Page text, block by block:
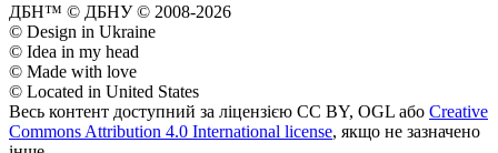
ДБН™ © ДБНУ © 2008-2026
© Design in Ukraine
© Idea in my head
© Made with love
© Located in United States
Весь контент доступний за ліцензією CC BY, OGL або Creative
Commons Attribution 4.0 International license, якщо не зазначено